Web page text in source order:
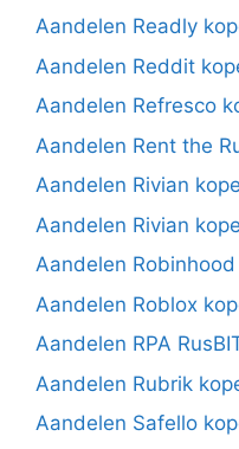
Aandelen Readly
Aandelen Reddit
Aandelen Refresco
Aandelen Rent the
Aandelen Rivian
Aandelen Rivian
Aandelen
Aandelen Roblox
Aandelen RPA
Aandelen Rubrik
Aandelen Safello